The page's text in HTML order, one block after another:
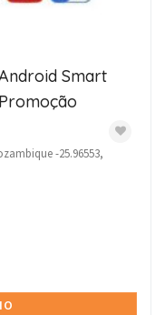
Smart
-25.96553,